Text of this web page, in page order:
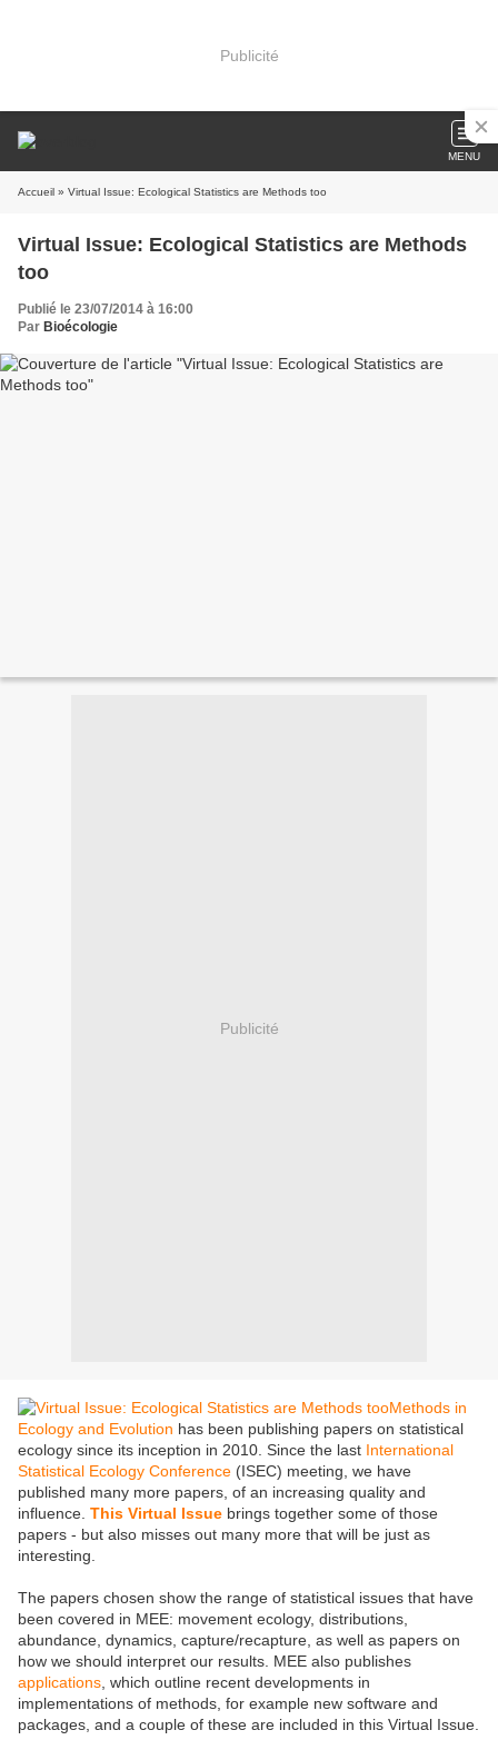
Publicité
MENU
Accueil » Virtual Issue: Ecological Statistics are Methods too
Virtual Issue: Ecological Statistics are Methods
too
Publié le 23/07/2014 à 16:00
Par Bioécologie
Publicité
Methods in
Ecology and Evolution has been publishing papers on statistical
ecology since its inception in 2010. Since the last International
Statistical Ecology Conference (ISEC) meeting, we have
published many more papers, of an increasing quality and
influence. This Virtual Issue brings together some of those
papers - but also misses out many more that will be just as
interesting.
The papers chosen show the range of statistical issues that have
been covered in MEE: movement ecology, distributions,
abundance, dynamics, capture/recapture, as well as papers on
how we should interpret our results. MEE also publishes
applications , which outline recent developments in
implementations of methods, for example new software and
packages, and a couple of these are included in this Virtual Issue.